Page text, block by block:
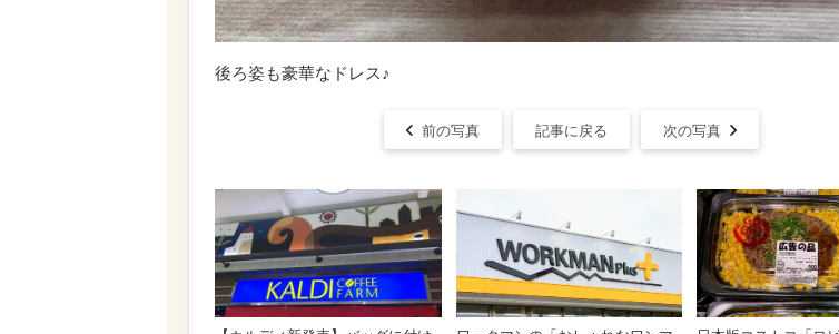
後ろ姿も豪華なドレス♪
前の写真 記事に戻る 次の写真